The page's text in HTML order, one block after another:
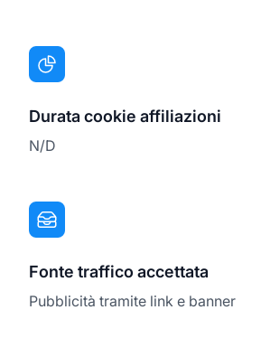
Durata cookie affiliazioni
N/D
Fonte traffico accettata
Pubblicità tramite link e banner